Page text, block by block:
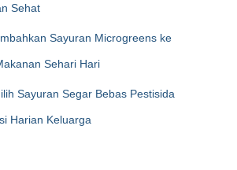
Sehat
Sayuran Microgreens ke
Sehari Hari
Sayuran Segar Bebas Pestisida
Harian Keluarga